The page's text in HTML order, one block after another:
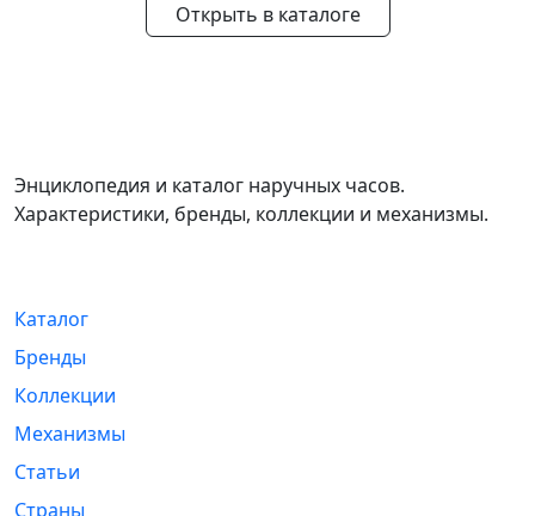
Открыть в каталоге
Энциклопедия и каталог наручных часов.
Характеристики, бренды, коллекции и механизмы.
Каталог
Бренды
Коллекции
Механизмы
Статьи
Страны